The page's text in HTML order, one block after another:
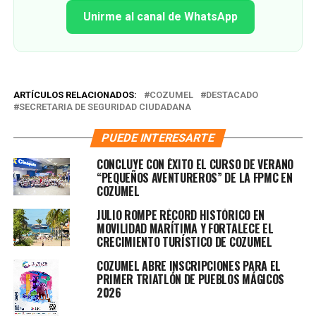
Unirme al canal de WhatsApp
ARTÍCULOS RELACIONADOS: COZUMEL
DESTACADO
SECRETARIA DE SEGURIDAD CIUDADANA
PUEDE INTERESARTE
CONCLUYE CON ÉXITO EL CURSO DE VERANO
“PEQUEÑOS AVENTUREROS” DE LA FPMC EN
COZUMEL
JULIO ROMPE RÉCORD HISTÓRICO EN
MOVILIDAD MARÍTIMA Y FORTALECE EL
CRECIMIENTO TURÍSTICO DE COZUMEL
COZUMEL ABRE INSCRIPCIONES PARA EL
PRIMER TRIATLÓN DE PUEBLOS MÁGICOS
2026